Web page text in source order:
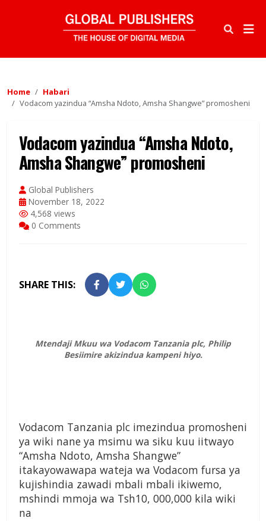
Home
Habari
Vodacom yazindua “Amsha Ndoto, Amsha Shangwe” promosheni
Vodacom yazindua “Amsha Ndoto,
Amsha Shangwe” promosheni
Global Publishers
November 18, 2022
4,568 views
0 Comments
SHARE THIS:
Mtendaji Mkuu wa Vodacom Tanzania plc, Philip
Besiimire akizindua kampeni hiyo.
Vodacom Tanzania plc imezindua promosheni
ya wiki nane ya msimu wa siku kuu iitwayo
“Amsha Ndoto, Amsha Shangwe”
itakayowawapa wateja wa Vodacom fursa ya
kujishindia zawadi mbali mbali ikiwemo,
mshindi mmoja wa Tsh10, 000,000 kila wiki
na